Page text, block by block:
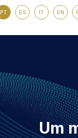
PT ES IT EN
Um